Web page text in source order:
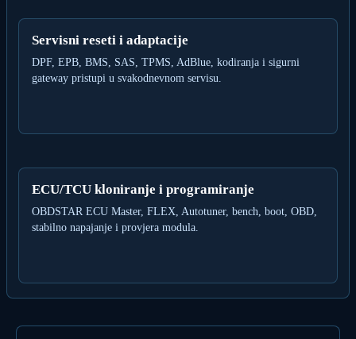
Servisni reseti i adaptacije
DPF, EPB, BMS, SAS, TPMS, AdBlue, kodiranja i sigurni
gateway pristupi u svakodnevnom servisu.
ECU/TCU kloniranje i programiranje
OBDSTAR ECU Master, FLEX, Autotuner, bench, boot, OBD,
stabilno napajanje i provjera modula.